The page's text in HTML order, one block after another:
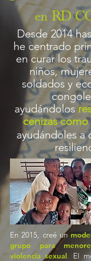
en RD
Desde 2014
he centrado
en curar los
niños,
soldados y
ayudándolos
cenizascomo
ayudándoles a
En 2015, creé un
grupo para
violencia sexual. El